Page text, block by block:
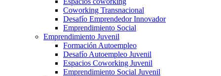
Coworking Transnacional
Desafío Emprendedor Innovador
Emprendimiento Social
Emprendimiento Juvenil
Formación Autoempleo
Desafío Autoempleo Juvenil
Espacios Coworking Juvenil
Emprendimiento Social Juvenil